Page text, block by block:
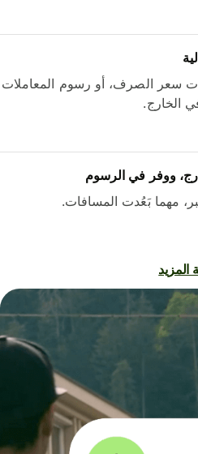
سعر الصرف، أو رسوم المعاملات
ووفر في الرسوم
مهما بَعُدت المسافات.